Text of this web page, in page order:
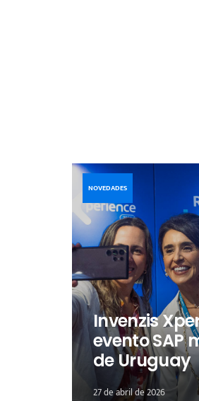
Invenzis
evento SAP
de Uruguay
27 de abril de 2026
NOVEDADES